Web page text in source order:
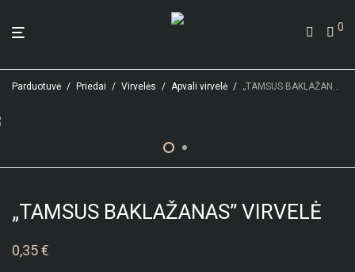
0
Parduotuvė / Priedai / Virvelės / Apvali virvelė / „TAMSUS BAKLAŽANAS” VIRVELĖ
„TAMSUS BAKLAŽANAS” VIRVELĖ
0,35€